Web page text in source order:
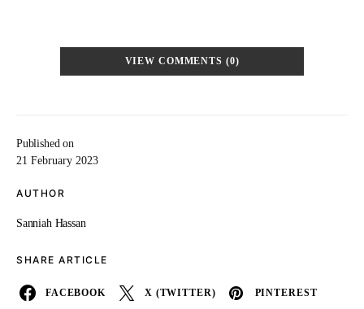
Published on
21 February 2023
AUTHOR
Sanniah Hassan
SHARE ARTICLE
FACEBOOK X (TWITTER) PINTEREST
VIEW COMMENTS (0)